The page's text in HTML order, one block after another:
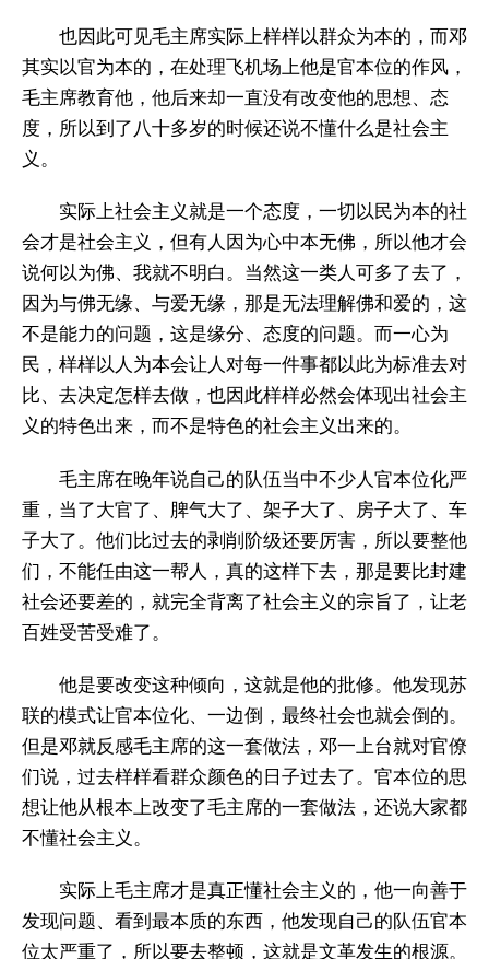
也因此可见毛主席实际上样样以群众为本的，而邓
其实以官为本的，在处理飞机场上他是官本位的作风，
毛主席教育他，他后来却一直没有改变他的思想、态
度，所以到了八十多岁的时候还说不懂什么是社会主
义。
实际上社会主义就是一个态度，一切以民为本的社
会才是社会主义，但有人因为心中本无佛，所以他才会
说何以为佛、我就不明白。当然这一类人可多了去了，
因为与佛无缘、与爱无缘，那是无法理解佛和爱的，这
不是能力的问题，这是缘分、态度的问题。而一心为
民，样样以人为本会让人对每一件事都以此为标准去对
比、去决定怎样去做，也因此样样必然会体现出社会主
义的特色出来，而不是特色的社会主义出来的。
毛主席在晚年说自己的队伍当中不少人官本位化严
重，当了大官了、脾气大了、架子大了、房子大了、车
子大了。他们比过去的剥削阶级还要厉害，所以要整他
们，不能任由这一帮人，真的这样下去，那是要比封建
社会还要差的，就完全背离了社会主义的宗旨了，让老
百姓受苦受难了。
他是要改变这种倾向，这就是他的批修。他发现苏
联的模式让官本位化、一边倒，最终社会也就会倒的。
但是邓就反感毛主席的这一套做法，邓一上台就对官僚
们说，过去样样看群众颜色的日子过去了。官本位的思
想让他从根本上改变了毛主席的一套做法，还说大家都
不懂社会主义。
实际上毛主席才是真正懂社会主义的，他一向善于
发现问题、看到最本质的东西，他发现自己的队伍官本
位太严重了，所以要去整顿，这就是文革发生的根源。